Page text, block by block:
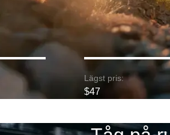
Lägst pris:
$47